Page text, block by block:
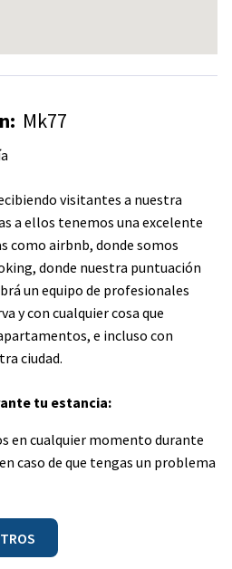
Mk77
visitantes a nuestra
a ellos tenemos una excelente
como airbnb, donde somos
donde nuestra puntuación
un equipo de profesionales
y con cualquier cosa que
e incluso con
ciudad.
tu estancia:
en cualquier momento durante
caso de que tengas un problema